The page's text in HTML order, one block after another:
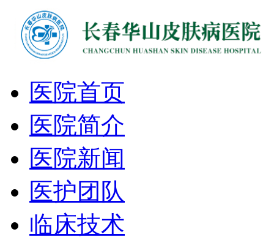
医院首页
医院简介
医院新闻
医护团队
临床技术